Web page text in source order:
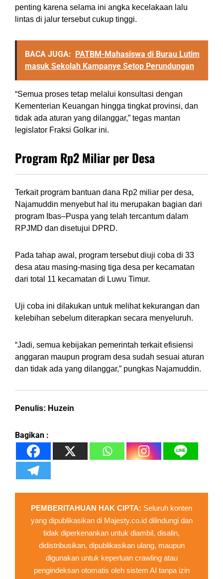
penting karena selama ini angka kecelakaan lalu
lintas di jalur tersebut cukup tinggi.
BACA JUGA: PATBM-Mahasiswa di Burau Lutim
masuk Sekolah Kampanye Setop Perundungan
“Semua proses tetap melalui konsultasi dengan
Kementerian Keuangan hingga tingkat provinsi, dan
tidak ada aturan yang dilanggar,” tegas mantan
legislator Fraksi Golkar ini.
Program Rp2 Miliar per Desa
Terkait program bantuan dana Rp2 miliar per desa,
Najamuddin menyebut hal itu merupakan bagian dari
program Ibas–Puspa yang telah tercantum dalam
RPJMD dan disetujui DPRD.
Pada tahap awal, program tersebut diuji coba di 33
desa atau masing-masing tiga desa per kecamatan
dari total 11 kecamatan di Luwu Timur.
Uji coba ini dilakukan untuk melihat kekurangan dan
kelebihan sebelum diterapkan secara menyeluruh.
“Jadi, semua kebijakan pemerintah terkait efisiensi
anggaran maupun program desa sudah sesuai aturan
dan tidak ada yang dilanggar,” pungkas Najamuddin.
Penulis: Huzein
Bagikan :
PEMBERITAHUAN HAK CIPTA: Seluruh konten
yang dipublikasikan di Majesty.co.id dilindungi dan
tidak diperkenankan untuk diambil, disalin,
didistribusikan, dipublikasikan ulang, maupun
digunakan untuk keperluan crawling atau
pengindeksan otomatis oleh sistem AI tanpa izin